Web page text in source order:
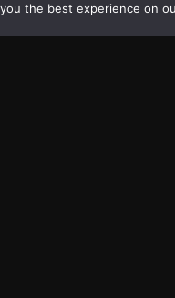
the best experience on